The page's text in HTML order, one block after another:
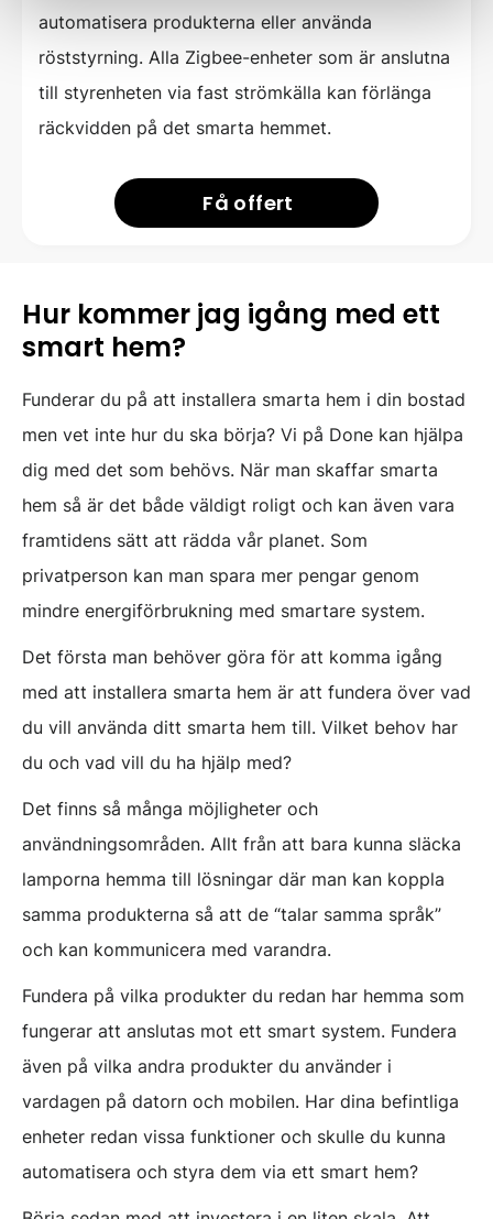
automatisera produkterna eller använda
röststyrning. Alla Zigbee-enheter som är anslutna
till styrenheten via fast strömkälla kan förlänga
räckvidden på det smarta hemmet.
Få offert
Hur kommer jag igång med ett
smart hem?
Funderar du på att installera smarta hem i din bostad
men vet inte hur du ska börja? Vi på Done kan hjälpa
dig med det som behövs. När man skaffar smarta
hem så är det både väldigt roligt och kan även vara
framtidens sätt att rädda vår planet. Som
privatperson kan man spara mer pengar genom
mindre energiförbrukning med smartare system.
Det första man behöver göra för att komma igång
med att installera smarta hem är att fundera över vad
du vill använda ditt smarta hem till. Vilket behov har
du och vad vill du ha hjälp med?
Det finns så många möjligheter och
användningsområden. Allt från att bara kunna släcka
lamporna hemma till lösningar där man kan koppla
samma produkterna så att de “talar samma språk”
och kan kommunicera med varandra.
Fundera på vilka produkter du redan har hemma som
fungerar att anslutas mot ett smart system. Fundera
även på vilka andra produkter du använder i
vardagen på datorn och mobilen. Har dina befintliga
enheter redan vissa funktioner och skulle du kunna
automatisera och styra dem via ett smart hem?